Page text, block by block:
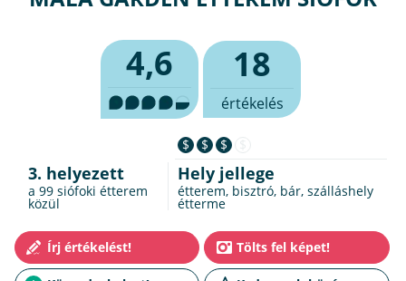
4,6 18
értékelés
3. helyezett
a 99siófoki étterem
közül
$ $ $
Hely jellege
étterem, bisztró, bár, szálláshely
étterme